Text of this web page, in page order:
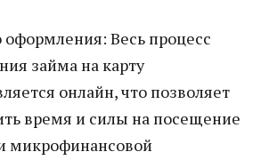
оформления: Весь процесс
займа на карту
онлайн, что позволяет
время и силы на посещение
микрофинансовой